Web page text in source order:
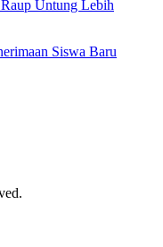
Untung Lebih
Siswa Baru